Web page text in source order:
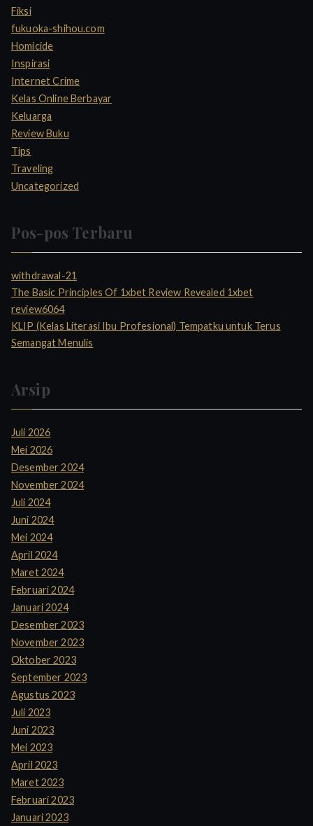
Fiksi
fukuoka-shihou.com
Homicide
Inspirasi
Internet Crime
Kelas Online Berbayar
Keluarga
Review Buku
Tips
Traveling
Uncategorized
Pos-pos Terbaru
withdrawal-21
The Basic Principles Of 1xbet Review Revealed 1xbet
review6064
KLIP (Kelas Literasi Ibu Profesional) Tempatku untuk Terus
Semangat Menulis
Arsip
Juli 2026
Mei 2026
Desember 2024
November 2024
Juli 2024
Juni 2024
Mei 2024
April 2024
Maret 2024
Februari 2024
Januari 2024
Desember 2023
November 2023
Oktober 2023
September 2023
Agustus 2023
Juli 2023
Juni 2023
Mei 2023
April 2023
Maret 2023
Februari 2023
Januari 2023